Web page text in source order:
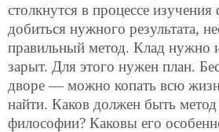
столкнутся в процессе
добиться нужного результата,
правильный метод. Клад нужно
зарыт. Для этого нужен план.
дворе — можно копать всю
найти. Каков должен быть
философии? Каковы его